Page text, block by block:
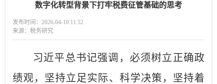
数字化转型背景下打牢税费征管基础的思考
发布时间：2026-04-10 11:52
来源：税务研究
习近平总书记强调，必须树立正确政
绩观，坚持立足实际、科学决策，坚持着